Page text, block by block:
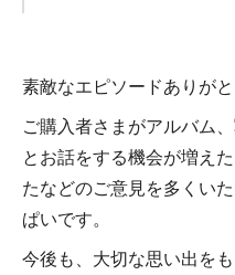
素敵なエピソードありが
ご購入者さまがアルバム
とお話をする機会が増え
たなどのご意見を多くい
ぱいです。
今後も、大切な思い出を